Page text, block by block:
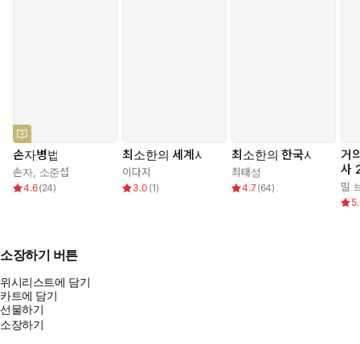
손자병법
손자, 소준섭
4.6(24)
최소한의 세계사
이다지
3.0 (1)
최소한의 한국사
최태성
4.7 (64)
거
사
빌
소장하기 버튼
위시리스트에 담기
카트에 담기
선물하기
소장하기